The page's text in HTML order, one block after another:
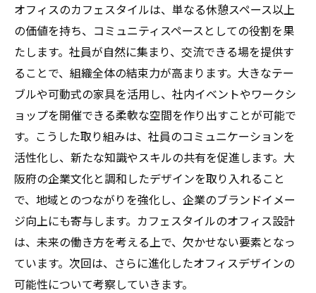
オフィスのカフェスタイルは、単なる休憩スペース以上
の価値を持ち、コミュニティスペースとしての役割を果
たします。社員が自然に集まり、交流できる場を提供す
ることで、組織全体の結束力が高まります。大きなテー
ブルや可動式の家具を活用し、社内イベントやワークシ
ョップを開催できる柔軟な空間を作り出すことが可能で
す。こうした取り組みは、社員のコミュニケーションを
活性化し、新たな知識やスキルの共有を促進します。大
阪府の企業文化と調和したデザインを取り入れること
で、地域とのつながりを強化し、企業のブランドイメー
ジ向上にも寄与します。カフェスタイルのオフィス設計
は、未来の働き方を考える上で、欠かせない要素となっ
ています。次回は、さらに進化したオフィスデザインの
可能性について考察していきます。